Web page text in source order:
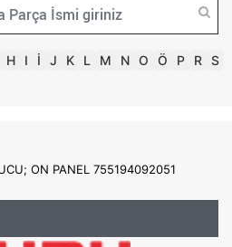
H I İ J K L M N O Ö P R S
ON PANEL 755194092051